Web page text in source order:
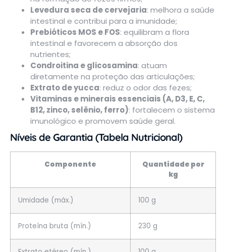
Levedura seca de cervejaria: melhora a saúde
intestinal e contribui para a imunidade;
Prebióticos MOS e FOS: equilibram a flora
intestinal e favorecem a absorção dos
nutrientes;
Condroitina e glicosamina: atuam
diretamente na proteção das articulações;
Extrato de yucca: reduz o odor das fezes;
Vitaminas e minerais essenciais (A, D3, E, C,
B12, zinco, selênio, ferro): fortalecem o sistema
imunológico e promovem saúde geral.
Níveis de Garantia (Tabela Nutricional)
Componente
Quantidade por
kg
Umidade (máx.) 100 g
Proteína bruta (mín.) 230 g